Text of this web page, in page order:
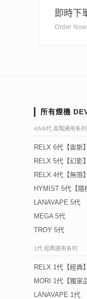
即時下
Order Now
所有煙機
4/5/6代 高階通用系列
RELX 6代【宙斯】
RELX 5代【幻影】
RELX 4代【無限】
HYMIST 5代【隨
LANAVAPE 5代
MEGA 5代
TROY 5代
1代 經典通用系列
RELX 1代【經典】
MORI 1代【獨家
LANAVAPE 1代